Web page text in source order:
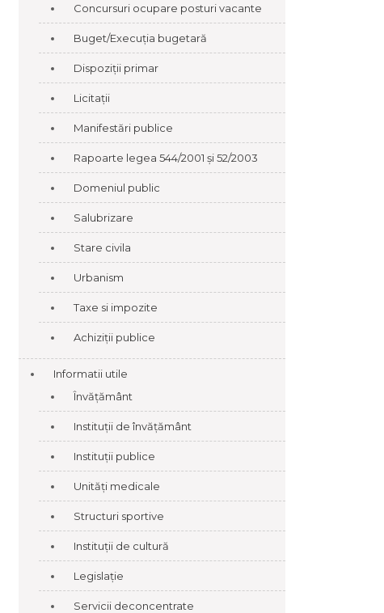
Concursuri ocupare posturi vacante
Buget/Execuția bugetară
Dispoziții primar
Licitații
Manifestări publice
Rapoarte legea 544/2001 și 52/2003
Domeniul public
Salubrizare
Stare civila
Urbanism
Taxe si impozite
Achiziții publice
Informatii utile
Învățământ
Instituții de învățământ
Instituții publice
Unități medicale
Structuri sportive
Instituții de cultură
Legislație
Servicii deconcentrate